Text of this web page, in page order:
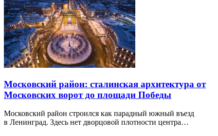
Московский район: сталинская архитектура от
Московских ворот до площади Победы
Московский район строился как парадный южный въезд
в Ленинград. Здесь нет дворцовой плотности центра…